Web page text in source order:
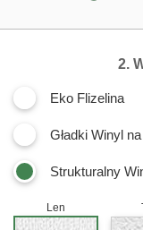
2.
Eko Flizelina
Gładki Winyl
Strukturalny
Len